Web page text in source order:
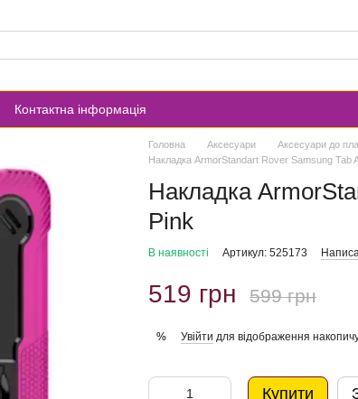
Контактна інформація
Головна Аксесуари Аксесуари до
Накладка ArmorStandart Rover Samsung Tab
Накладка
Pink
В наявності Артикул: 525173
519 грн 599 грн
% Увійти для відображення
Купити